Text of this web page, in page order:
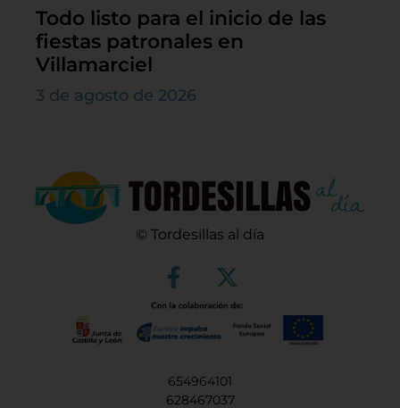
Todo listo para el inicio de las
fiestas patronales en
Villamarciel
3 de agosto de 2026
© Tordesillas al día
654964101
628467037